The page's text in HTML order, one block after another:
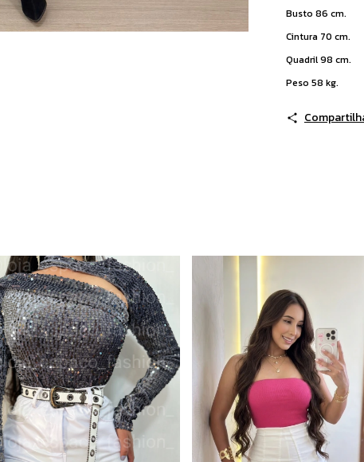
Busto 86 cm.
Cintura 70 cm.
Quadril 98 cm.
Peso 58 kg.